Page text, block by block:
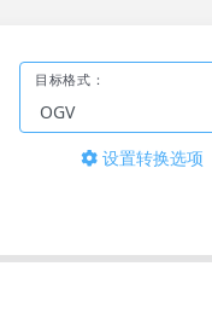
目标格式：
设置转换选项